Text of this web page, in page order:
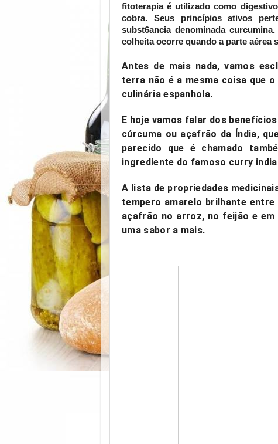
fitoterapia é utilizado como
cobra. Seus princípios ativos
subst6ancia denominada
colheita ocorre quando a parte aérea
Antes de mais nada, vamos
terra não é a mesma coisa que
culinária espanhola.
E hoje vamos falar dos
cúrcuma ou açafrão da Índia,
parecido que é chamado
ingrediente do famoso curry
A lista de propriedades
tempero amarelo brilhante
açafrão no arroz, no feijão e
uma sabor a mais.